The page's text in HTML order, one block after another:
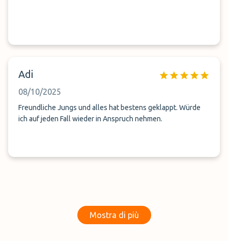
Adi
08/10/2025
Freundliche Jungs und alles hat bestens geklappt. Würde
ich auf jeden Fall wieder in Anspruch nehmen.
Mostra di più